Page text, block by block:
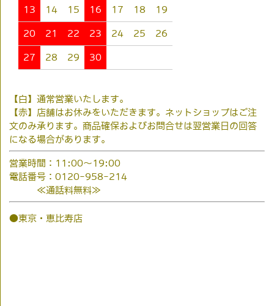
13 14 15 16 17 18 19
20 21 22 23 24 25 26
27 28 29 30
【白】通常営業いたします。
【赤】店舗はお休みをいただきます。ネットショップはご注
文のみ承ります。商品確保およびお問合せは翌営業日の回答
になる場合があります。
営業時間：11:00～19:00
電話番号：0120-958-214
≪通話料無料≫
●東京・恵比寿店